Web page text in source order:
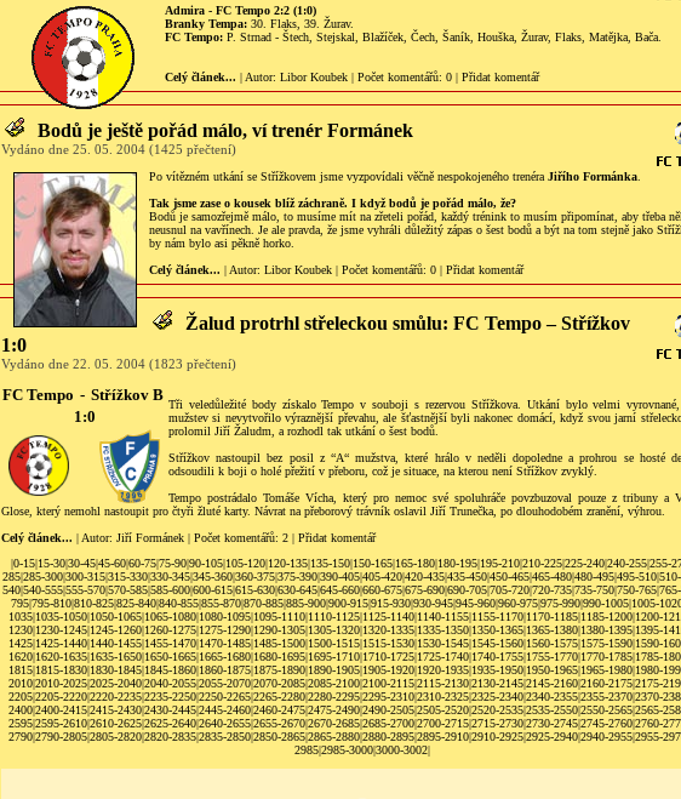
Admira - FC Tempo 2:2 (1:0)
Branky Tempa: 30. Flaks, 39. Žurav.
FC Tempo: P. Strnad - Štech, Stejskal, Blažíček, Čech, Šaník, Houška, Žurav, Flaks, Matějka, Bača.
Celý článek... | Autor: Libor Koubek | Počet komentářů: 0 | Přidat komentář
Bodů je ještě pořád málo, ví trenér Formánek
Vydáno dne 25. 05. 2004 (1425 přečtení)
Po vítězném utkání se Střížkovem jsme vyzpovídali věčně nespokojeného trenéra Jiřího Formánka
Tak jsme zase o kousek blíž záchraně. I když bodů je pořád málo, že?
Bodů je samozřejmě málo, to musíme mít na zřeteli pořád, každý trénink to musím připomínat, aby třeba
neusnul na vavřínech. Je ale pravda, že jsme vyhráli důležitý zápas o šest bodů a být na tom stejně jako
by nám bylo asi pěkně horko.
Celý článek... | Autor: Libor Koubek | Počet komentářů: 0 | Přidat komentář
Žalud protrhl střeleckou smůlu: FC Tempo – Střížkov
1:0
Vydáno dne 22. 05. 2004 (1823 přečtení)
FC Tempo - Střížkov B
1:0
Tři veledůležité body získalo Tempo v souboji s rezervou Střížkova. Utkání bylo velmi vyrovnané,
mužstev si nevytvořilo výraznější převahu, ale šťastnější byli nakonec domácí, když svou jarní
prolomil Jiří Žaludm, a rozhodl tak utkání o šest bodů.
Střížkov nastoupil bez posil z “A“ mužstva, které hrálo v neděli dopoledne a prohrou se hosté
odsoudili k boji o holé přežití v přeboru, což je situace, na kterou není Střížkov zvyklý.
Tempo postrádalo Tomáše Vícha, který pro nemoc své spoluhráče povzbuzoval pouze z tribuny a
Glose, který nemohl nastoupit pro čtyři žluté karty. Návrat na přeborový trávník oslavil Jiří Trunečka, po dlouhodobém zranění, výhrou.
Celý článek... | Autor: Jiří Formánek | Počet komentářů: 2 | Přidat komentář
|0-15|15-30|30-45|45-60|60-75|75-90|90-105|105-120|120-135|135-150|150-165|165-180|180-195|195-210|210-225|225-240|240-255|255-
285|285-300|300-315|315-330|330-345|345-360|360-375|375-390|390-405|405-420|420-435|435-450|450-465|465-480|480-495|495-510|
540|540-555|555-570|570-585|585-600|600-615|615-630|630-645|645-660|660-675|675-690|690-705|705-720|720-735|735-750|750-765|
795|795-810|810-825|825-840|840-855|855-870|870-885|885-900|900-915|915-930|930-945|945-960|960-975|975-990|990-1005|1005-
1035|1035-1050|1050-1065|1065-1080|1080-1095|1095-1110|1110-1125|1125-1140|1140-1155|1155-1170|1170-1185|1185-1200|1200-
1230|1230-1245|1245-1260|1260-1275|1275-1290|1290-1305|1305-1320|1320-1335|1335-1350|1350-1365|1365-1380|1380-1395|1395-
1425|1425-1440|1440-1455|1455-1470|1470-1485|1485-1500|1500-1515|1515-1530|1530-1545|1545-1560|1560-1575|1575-1590|1590-
1620|1620-1635|1635-1650|1650-1665|1665-1680|1680-1695|1695-1710|1710-1725|1725-1740|1740-1755|1755-1770|1770-1785|1785-
1815|1815-1830|1830-1845|1845-1860|1860-1875|1875-1890|1890-1905|1905-1920|1920-1935|1935-1950|1950-1965|1965-1980|1980-
2010|2010-2025|2025-2040|2040-2055|2055-2070|2070-2085|2085-2100|2100-2115|2115-2130|2130-2145|2145-2160|2160-2175|2175-
2205|2205-2220|2220-2235|2235-2250|2250-2265|2265-2280|2280-2295|2295-2310|2310-2325|2325-2340|2340-2355|2355-2370|2370-
2400|2400-2415|2415-2430|2430-2445|2445-2460|2460-2475|2475-2490|2490-2505|2505-2520|2520-2535|2535-2550|2550-2565|2565-
2595|2595-2610|2610-2625|2625-2640|2640-2655|2655-2670|2670-2685|2685-2700|2700-2715|2715-2730|2730-2745|2745-2760|2760-
2790|2790-2805|2805-2820|2820-2835|2835-2850|2850-2865|2865-2880|2880-2895|2895-2910|2910-2925|2925-2940|2940-2955|2955-
2985|2985-3000|3000-3002|